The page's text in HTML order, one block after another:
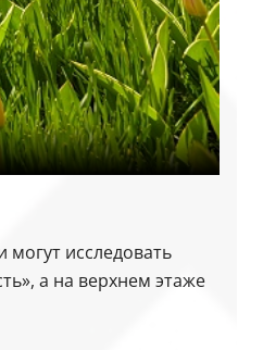
исследовать
а на верхнем этаже